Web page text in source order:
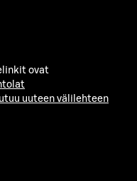
ovat
uuteen välilehteen